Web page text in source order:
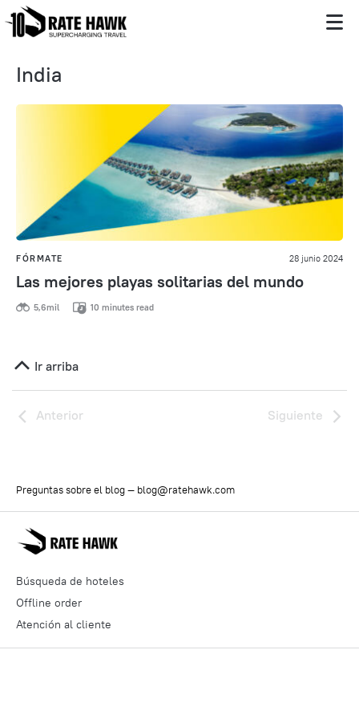
India
FÓRMATE 28 junio 2024
Las mejores playas solitarias del mundo
5,6mil 10 minutes read
Ir arriba
Anterior Siguiente
Búsqueda de hoteles
Offline order
Atención al cliente
Preguntas sobre el blog — blog@ratehawk.com